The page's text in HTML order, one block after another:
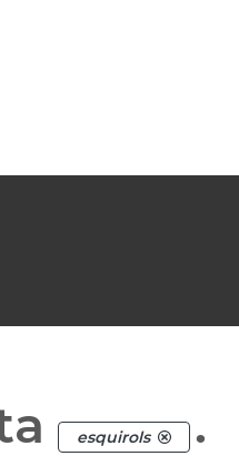
esquirols .